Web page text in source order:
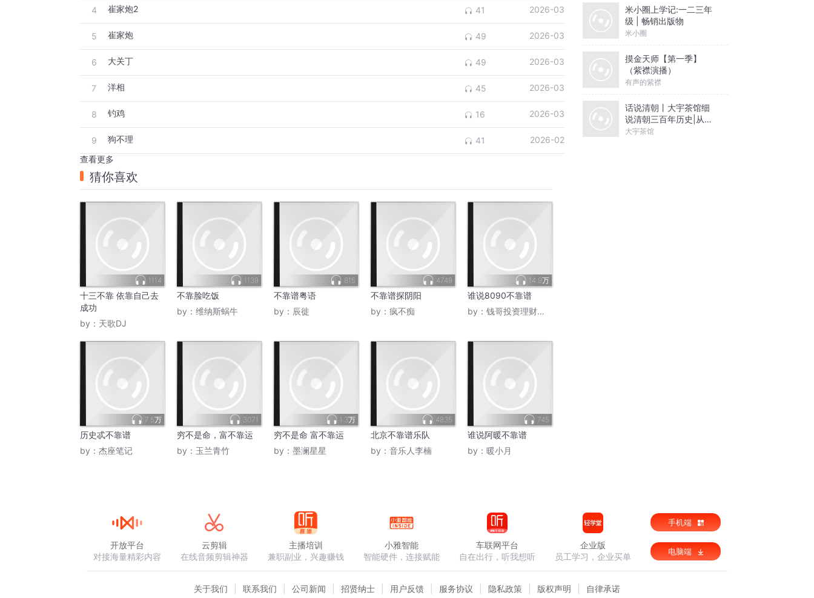
4 崔家炮2 41 2026-03
5 崔家炮 49 2026-03
6 大关丁 49 2026-03
7 洋相 45 2026-03
8 钓鸡 16 2026-03
9 狗不理 41
2026-02
查看更多
猜你喜欢
1114
十三不靠 依靠自己去
成功
by： 天歌DJ
1139
不靠脸吃饭
by： 维纳斯蜗牛
815
不靠谱粤语
by： 辰徙
4749
不靠谱探阴阳
by： 疯不痴
14.9万
谁说8090不靠谱
by： 钱哥投资理财读书圈
7.5万
历史忒不靠谱
by： 杰座笔记
3071
穷不是命，富不靠运
by： 玉兰青竹
1.3万
穷不是命 富不靠运
by： 墨澜星星
4835
北京不靠谱乐队
by： 音乐人李楠
745
谁说阿暖不靠谱
by： 暖小月
米小圈上学记:一二三年
级 | 畅销出版物
米小圈
摸金天师【第一季】
（紫襟演播）
有声的紫襟
话说清朝丨大宇茶馆细
说清朝三百年历史|从努
尔哈赤到末代皇帝溥仪|
大宇茶馆
开放平台
对接海量精彩内容
云剪辑
在线音频剪辑神器
主播培训
兼职副业，兴趣赚钱
小雅智能
智能硬件，连接赋能
车联网平台
自在出行，听我想听
企业版
员工学习，企业买单
手机端
电脑端
关于我们 联系我们 公司新闻 招贤纳士 用户反馈 服务协议 隐私政策 版权声明 自律承诺